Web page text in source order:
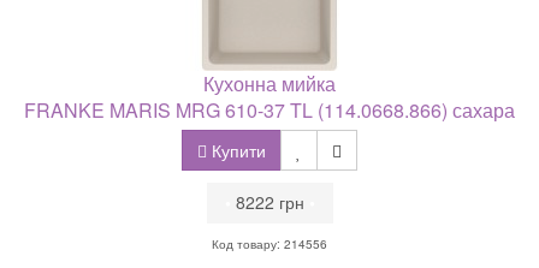
Кухонна мийка
FRANKE MARIS MRG 610-37 TL (114.0668.866) сахара
Купити
8222 грн
Код товару: 214556